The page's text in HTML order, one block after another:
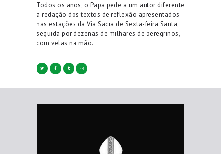
Todos os anos, o Papa pede a um autor diferente
a redação dos textos de reflexão apresentados
nas estações da Via Sacra de Sexta-feira Santa,
seguida por dezenas de milhares de peregrinos,
com velas na mão.